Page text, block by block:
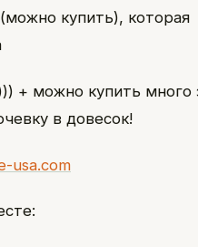
купить), которая
+ можно купить много
в довесок!
usa.com